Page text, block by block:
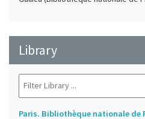
Library
Paris. Bibliothèque nationale de